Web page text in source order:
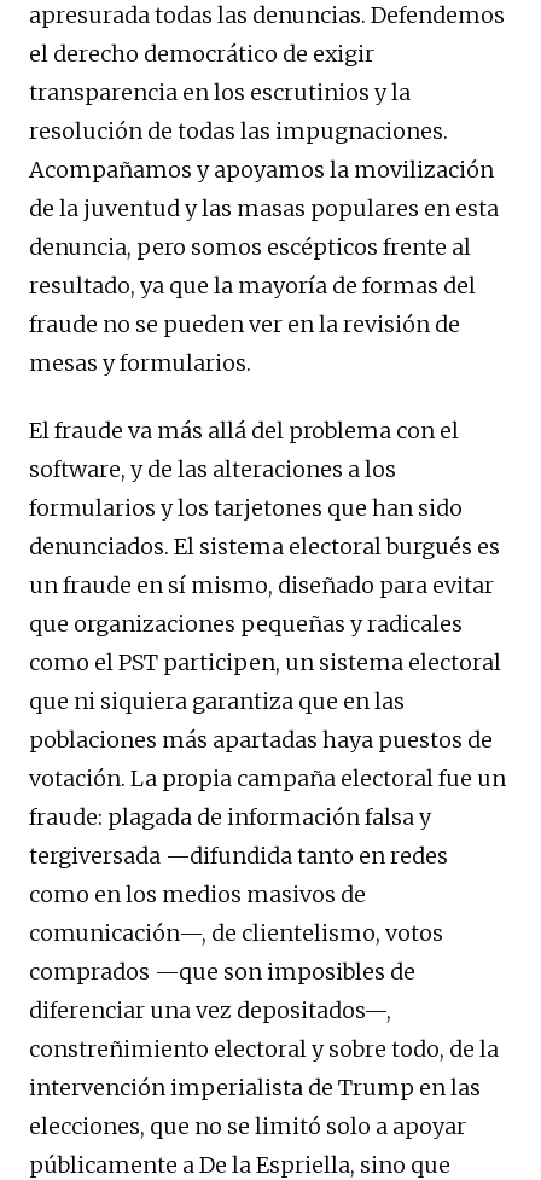
apresurada todas las denuncias. Defendemos
el derecho democrático de exigir
transparencia en los escrutinios y la
resolución de todas las impugnaciones.
Acompañamos y apoyamos la movilización
de la juventud y las masas populares en esta
denuncia, pero somos escépticos frente al
resultado, ya que la mayoría de formas del
fraude no se pueden ver en la revisión de
mesas y formularios.
El fraude va más allá del problema con el
software, y de las alteraciones a los
formularios y los tarjetones que han sido
denunciados. El sistema electoral burgués es
un fraude en sí mismo, diseñado para evitar
que organizaciones pequeñas y radicales
como el PST participen, un sistema electoral
que ni siquiera garantiza que en las
poblaciones más apartadas haya puestos de
votación. La propia campaña electoral fue un
fraude: plagada de información falsa y
tergiversada —difundida tanto en redes
como en los medios masivos de
comunicación—, de clientelismo, votos
comprados —que son imposibles de
diferenciar una vez depositados—,
constreñimiento electoral y sobre todo, de la
intervención imperialista de Trump en las
elecciones, que no se limitó solo a apoyar
públicamente a De la Espriella, sino que